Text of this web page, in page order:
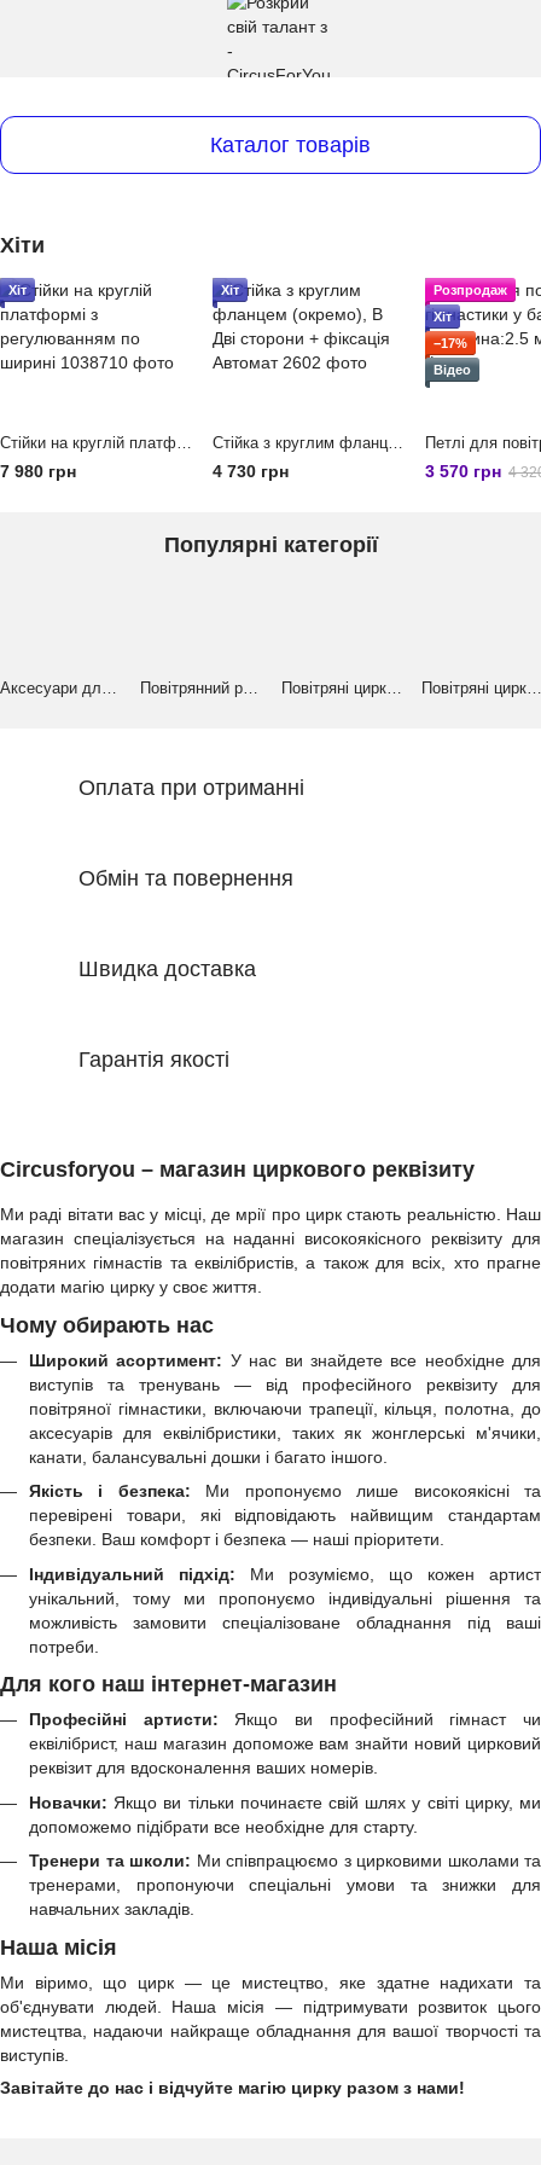
Каталог товарів
Хіти
Хіт
Стійки на круглій платформі з регулюванням по ширині, Статика (без оберту)
7 980 грн
Хіт
Стійка з круглим фланцем (окремо), В Дві сторони + фіксація Автомат
4 730 грн
Розпродаж
Хіт
−17%
Відео
3 570 грн 4
Популярні категорії
Аксесуари для циркових артистів Повітрянний реквізит Повітряні циркові кільця Повітряні циркові
Оплата при отриманні
Обмін та повернення
Швидка доставка
Гарантія якості
Circusforyou – магазин циркового реквізиту
Ми раді вітати вас у місці, де мрії про цирк стають реальністю. Наш
магазин спеціалізується на наданні високоякісного реквізиту для
повітряних гімнастів та еквілібристів, а також для всіх, хто прагне
додати магію цирку у своє життя.
Чому обирають нас
Широкий асортимент: У нас ви знайдете все необхідне для
виступів та тренувань — від професійного реквізиту для
повітряної гімнастики, включаючи трапеції, кільця, полотна, до
аксесуарів для еквілібристики, таких як жонглерські м'ячики,
канати, балансувальні дошки і багато іншого.
Якість і безпека: Ми пропонуємо лише високоякісні та
перевірені товари, які відповідають найвищим стандартам
безпеки. Ваш комфорт і безпека — наші пріоритети.
Індивідуальний підхід: Ми розуміємо, що кожен артист
унікальний, тому ми пропонуємо індивідуальні рішення та
можливість замовити спеціалізоване обладнання під ваші
потреби.
Для кого наш інтернет-магазин
Професійні артисти: Якщо ви професійний гімнаст чи
еквілібрист, наш магазин допоможе вам знайти новий цирковий
реквізит для вдосконалення ваших номерів.
Новачки: Якщо ви тільки починаєте свій шлях у світі цирку, ми
допоможемо підібрати все необхідне для старту.
Тренери та школи: Ми співпрацюємо з цирковими школами та
тренерами, пропонуючи спеціальні умови та знижки для
навчальних закладів.
Наша місія
Ми віримо, що цирк — це мистецтво, яке здатне надихати та
об'єднувати людей. Наша місія — підтримувати розвиток цього
мистецтва, надаючи найкраще обладнання для вашої творчості та
виступів.
Завітайте до нас і відчуйте магію цирку разом з нами!